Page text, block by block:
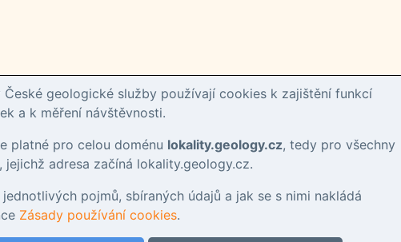
České geologické služby používají cookies k zajištění funkcí
a k měření návštěvnosti.
platné pro celou doménu lokality.geology.cz, tedy pro všechny
jejichž adresa začíná lokality.geology.cz.
pojmů, sbíraných údajů a jak se s nimi nakládá
Zásady používání cookies.